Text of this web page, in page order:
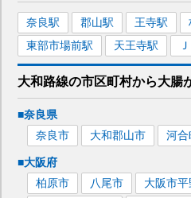
奈良駅 郡山駅 王寺駅
東部市場前駅 天王寺駅
大和路線の市区町村から大腸
■奈良県
奈良市
大和郡山市 河合
■大阪府
柏原市
八尾市 大阪市